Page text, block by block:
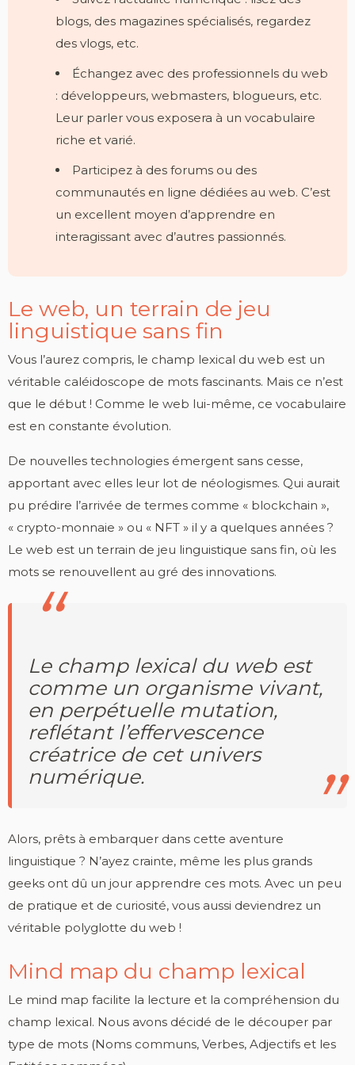
blogs, des magazines spécialisés, regardez
des vlogs, etc.
Échangez avec des professionnels du web
: développeurs, webmasters, blogueurs, etc.
Leur parler vous exposera à un vocabulaire
riche et varié.
Participez à des forums ou des
communautés en ligne dédiées au web. C’est
un excellent moyen d’apprendre en
interagissant avec d’autres passionnés.
Le web, un terrain de jeu
linguistique sans fin
Vous l’aurez compris, le champ lexical du web est un
véritable caléidoscope de mots fascinants. Mais ce n’est
que le début ! Comme le web lui-même, ce vocabulaire
est en constante évolution.
De nouvelles technologies émergent sans cesse,
apportant avec elles leur lot de néologismes. Qui aurait
pu prédire l’arrivée de termes comme « blockchain »,
« crypto-monnaie » ou « NFT » il y a quelques années ?
Le web est un terrain de jeu linguistique sans fin, où les
mots se renouvellent au gré des innovations.
Le champ lexical du web est
comme un organisme vivant,
en perpétuelle mutation,
reflétant l’effervescence
créatrice de cet univers
numérique.
Alors, prêts à embarquer dans cette aventure
linguistique ? N’ayez crainte, même les plus grands
geeks ont dû un jour apprendre ces mots. Avec un peu
de pratique et de curiosité, vous aussi deviendrez un
véritable polyglotte du web !
Mind map du champ lexical
Le mind map facilite la lecture et la compréhension du
champ lexical. Nous avons décidé de le découper par
type de mots (Noms communs, Verbes, Adjectifs et les